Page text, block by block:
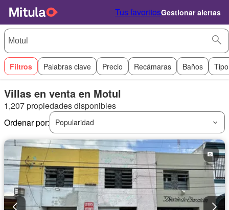
Tus favoritosGestionar alertas
Filtros Palabras clave Precio Recámaras Baños
Villas en venta en Motul
1,207 propiedades disponibles
Ordenar por:
Popularidad